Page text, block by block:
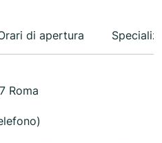
di apertura
Roma